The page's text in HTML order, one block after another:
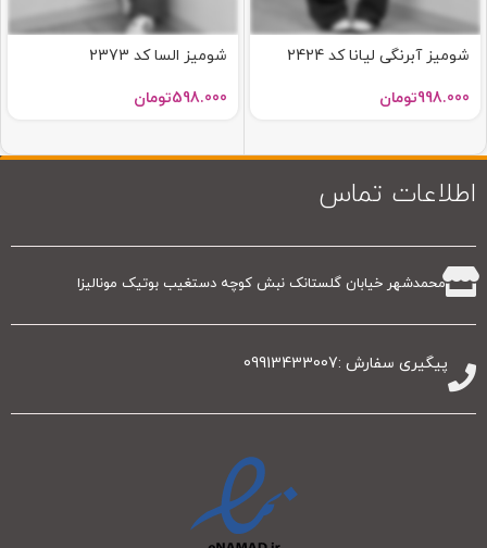
شومیز آبرنگی لیانا کد 2424
998.000تومان
شومیز السا کد 2373
598.000تومان
اطلاعات تماس
محمدشهر خیابان گلستانک نبش کوچه دستغیب بوتیک مونالیزا
پیگیری سفارش :09913433007